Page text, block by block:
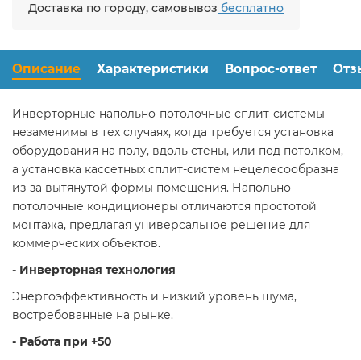
Доставка по городу, самовывоз бесплатно
Описание Характеристики Вопрос-ответ
Инверторные напольно-потолочные сплит-системы
незаменимы в тех случаях, когда требуется установка
оборудования на полу, вдоль стены, или под потолком,
а установка кассетных сплит-систем нецелесообразна
из-за вытянутой формы помещения. Напольно-
потолочные кондиционеры отличаются простотой
монтажа, предлагая универсальное решение для
коммерческих объектов.
- Инверторная технология
Энергоэффективность и низкий уровень шума,
востребованные на рынке.
- Работа при +50